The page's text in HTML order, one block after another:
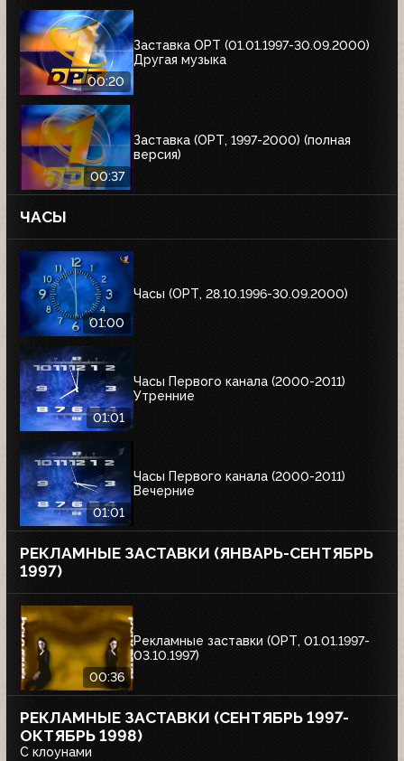
00:20
Заставка ОРТ (01.01.1997-30.09.2000)
Другая музыка
00:37
Заставка (ОРТ, 1997-2000) (полная
версия)
ЧАСЫ
01:00
Часы (ОРТ, 28.10.1996-30.09.2000)
01:01
Часы Первого канала (2000-2011)
Утренние
01:01
Часы Первого канала (2000-2011)
Вечерние
РЕКЛАМНЫЕ ЗАСТАВКИ (ЯНВАРЬ-СЕНТЯБРЬ
1997)
00:36
Рекламные заставки (ОРТ, 01.01.1997-
03.10.1997)
РЕКЛАМНЫЕ ЗАСТАВКИ (СЕНТЯБРЬ 1997-
ОКТЯБРЬ 1998)
С клоунами